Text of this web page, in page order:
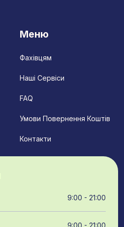
Меню
Фахівцям
Наші Сервіси
FAQ
Умови Повернення Коштів
Контакти
9:00 - 21:00